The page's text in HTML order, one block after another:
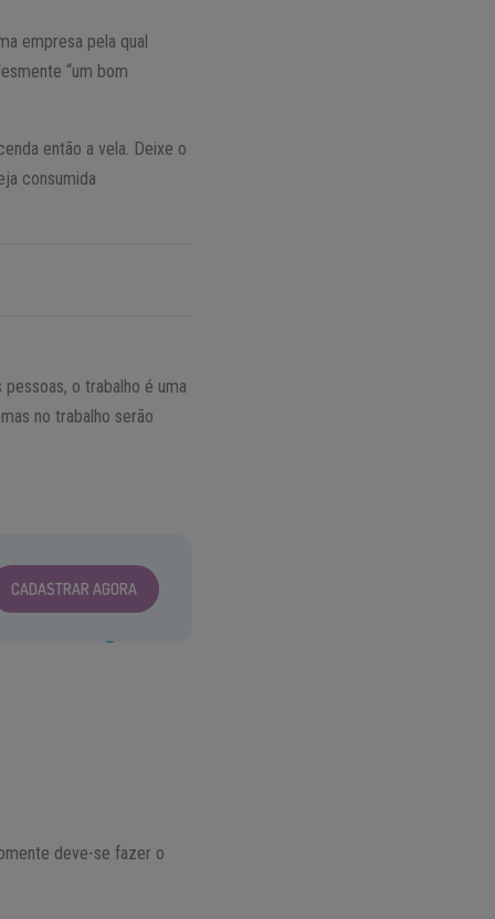
empresa pela qual
“um bom
então a vela. Deixe o
consumida
o trabalho é uma
no trabalho serão
CADASTRAR AGORA
deve-se fazer o